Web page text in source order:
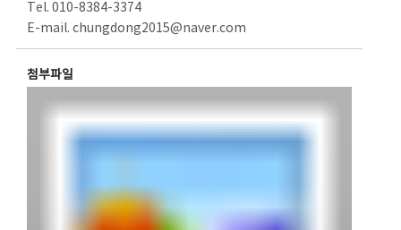
Tel. 010-8384-3374
E-mail. chungdong2015@naver.com
첨부파일